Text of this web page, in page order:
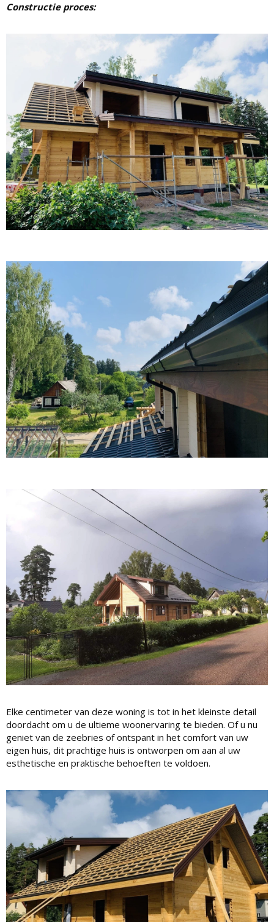
Constructie proces:
Elke centimeter van deze woning is tot in het kleinste detail
doordacht om u de ultieme woonervaring te bieden. Of u nu
geniet van de zeebries of ontspant in het comfort van uw
eigen huis, dit prachtige huis is ontworpen om aan al uw
esthetische en praktische behoeften te voldoen.